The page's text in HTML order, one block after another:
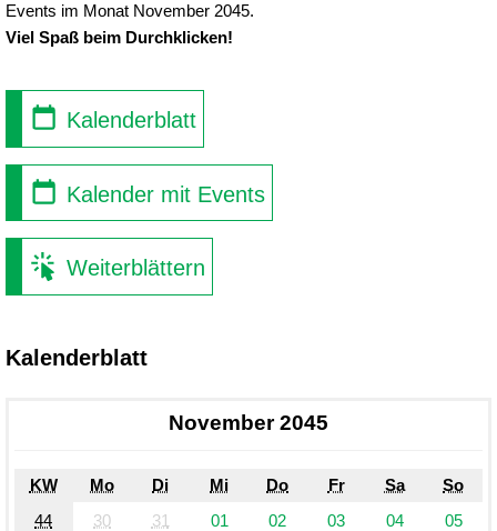
Events im Monat November 2045.
Viel Spaß beim Durchklicken!
Kalenderblatt
Kalender mit Events
Weiterblättern
Kalenderblatt
November 2045
KW Mo Di Mi Do Fr Sa
So
44
30 31 01 02 03 04
05